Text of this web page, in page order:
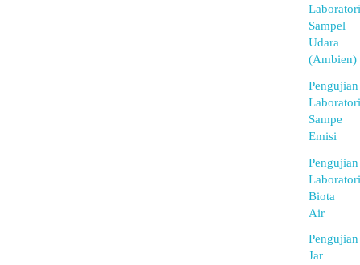
Sampel
Udara
(Ambien)
Pengujian
Sampe
Emisi
Pengujian
Biota
Air
Pengujian
Jar